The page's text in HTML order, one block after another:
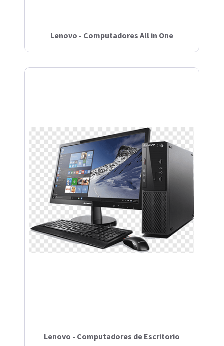
Lenovo - Computadores All in One
Lenovo - Computadores de Escritorio